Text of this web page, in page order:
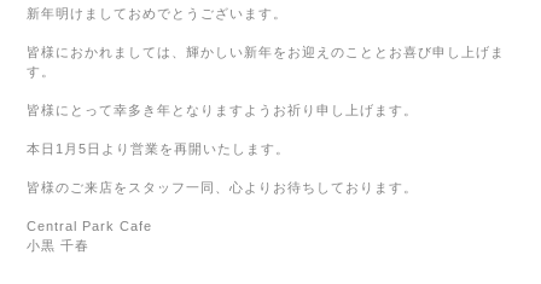
新年明けましておめでとうございます。
皆様におかれましては、輝かしい新年をお迎えのこととお喜び申し上げま
す。
皆様にとって幸多き年となりますようお祈り申し上げます。
本日1月5日より営業を再開いたします。
皆様のご来店をスタッフ一同、心よりお待ちしております。
Central Park Cafe
小黒 千春